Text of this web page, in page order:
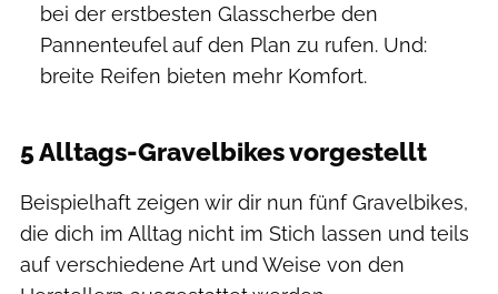
bei der erstbesten Glasscherbe den
Pannenteufel auf den Plan zu rufen. Und:
breite Reifen bieten mehr Komfort.
5 Alltags-Gravelbikes vorgestellt
Beispielhaft zeigen wir dir nun fünf Gravelbikes,
die dich im Alltag nicht im Stich lassen und teils
auf verschiedene Art und Weise von den